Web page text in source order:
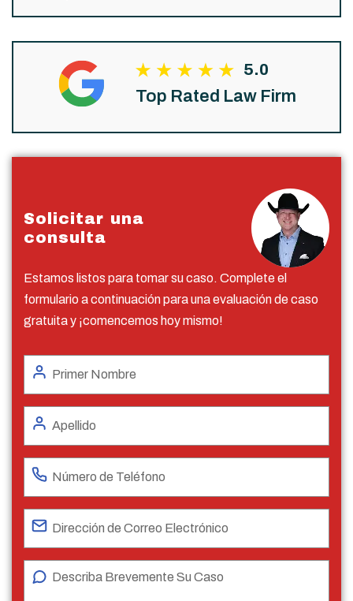
5.0
Top Rated Law Firm
Solicitar una
consulta
Estamos listos para tomar su caso. Complete el
formulario a continuación para una evaluación de caso
gratuita y ¡comencemos hoy mismo!